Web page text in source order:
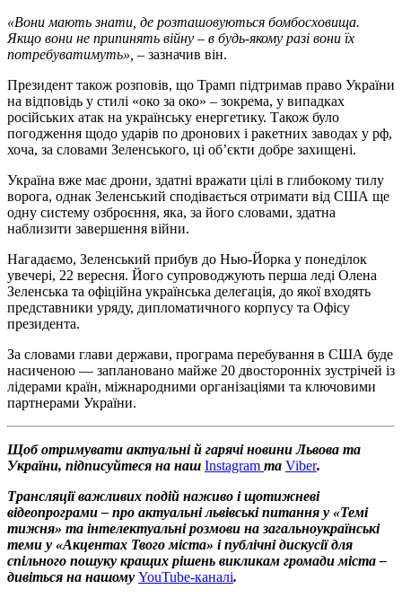
«Вони мають знати, де розташовуються бомбосховища.
Якщо вони не припинять війну – в будь-якому разі вони їх
потребуватимуть», – зазначив він.
Президент також розповів, що Трамп підтримав право України
на відповідь у стилі «око за око» – зокрема, у випадках
російських атак на українську енергетику. Також було
погодження щодо ударів по дронових і ракетних заводах у рф,
хоча, за словами Зеленського, ці об’єкти добре захищені.
Україна вже має дрони, здатні вражати цілі в глибокому тилу
ворога, однак Зеленський сподівається отримати від США ще
одну систему озброєння, яка, за його словами, здатна
наблизити завершення війни.
Нагадаємо, Зеленський прибув до Нью-Йорка у понеділок
увечері, 22 вересня. Його супроводжують перша леді Олена
Зеленська та офіційна українська делегація, до якої входять
представники уряду, дипломатичного корпусу та Офісу
президента.
За словами глави держави, програма перебування в США буде
насиченою — заплановано майже 20 двосторонніх зустрічей із
лідерами країн, міжнародними організаціями та ключовими
партнерами України.
Щоб отримувати актуальні й гарячі новини Львова та
України, підписуйтеся на наш Instagram та Viber.
Трансляції важливих подій наживо і щотижневі
відеопрограми – про актуальні львівські питання у «Темі
тижня» та інтелектуальні розмови на загальноукраїнські
теми у «Акцентах Твого міста» і публічні дискусії для
спільного пошуку кращих рішень викликам громади міста –
дивіться на нашому YouTube-каналі.